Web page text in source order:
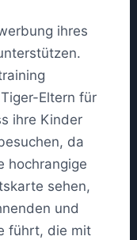
ihres
Eltern für
ihre Kinder
da
hochrangige
sehen,
und
führt, die mit